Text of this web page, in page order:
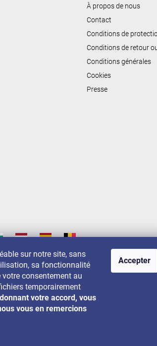
sur notre site, sans
sa fonctionnalité
consentement au
temporairement
votre accord, vous
vous en remercions
Accepter
À propos de nous
Contact
Conditions de
Conditions de retour
Conditions générales
Cookies
Presse